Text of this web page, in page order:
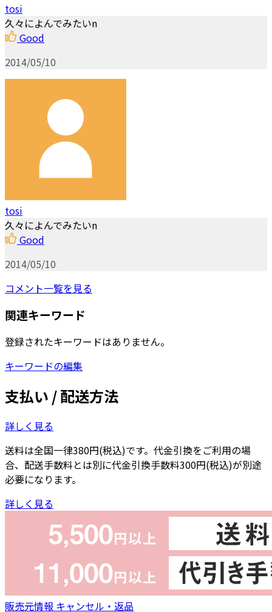
tosi
久々によんでみたいn
Good
2014/05/10
tosi
久々によんでみたいn
Good
2014/05/10
コメント一覧を見る
関連キーワード
登録されたキーワードはありません。
キーワードの編集
支払い / 配送方法
詳しく見る
送料は全国一律380円(税込)です。代金引換をご利用の場
合、配送手数料とは別に代金引換手数料300円(税込)が別途
必要になります。
詳しく見る
販売元情報 キャンセル・返品